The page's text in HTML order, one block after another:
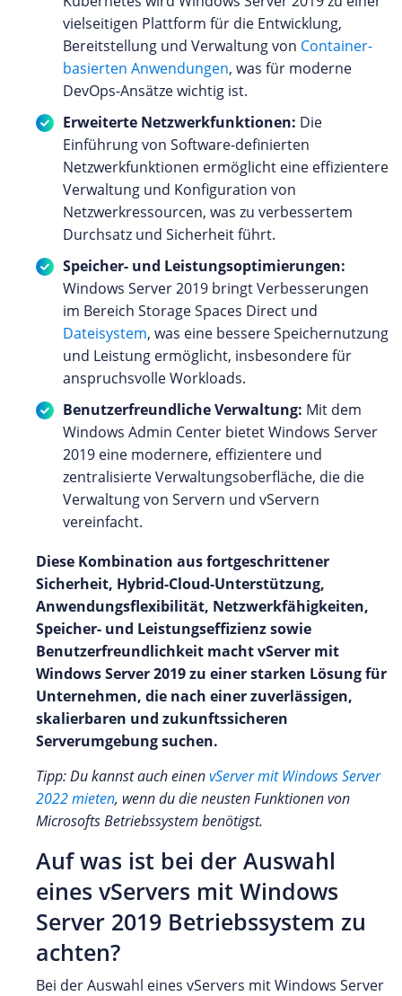
vielseitigen Plattform für die Entwicklung,
Bereitstellung und Verwaltung von Container-
basierten Anwendungen, was für moderne
DevOps-Ansätze wichtig ist.
Erweiterte Netzwerkfunktionen: Die
Einführung von Software-definierten
Netzwerkfunktionen ermöglicht eine effizientere
Verwaltung und Konfiguration von
Netzwerkressourcen, was zu verbessertem
Durchsatz und Sicherheit führt.
Speicher- und Leistungsoptimierungen:
Windows Server 2019 bringt Verbesserungen
im Bereich Storage Spaces Direct und
Dateisystem, was eine bessere Speichernutzung
und Leistung ermöglicht, insbesondere für
anspruchsvolle Workloads.
Benutzerfreundliche Verwaltung: Mit dem
Windows Admin Center bietet Windows Server
2019 eine modernere, effizientere und
zentralisierte Verwaltungsoberfläche, die die
Verwaltung von Servern und vServern
vereinfacht.
Diese Kombination aus fortgeschrittener
Sicherheit, Hybrid-Cloud-Unterstützung,
Anwendungsflexibilität, Netzwerkfähigkeiten,
Speicher- und Leistungseffizienz sowie
Benutzerfreundlichkeit macht vServer mit
Windows Server 2019 zu einer starken Lösung für
Unternehmen, die nach einer zuverlässigen,
skalierbaren und zukunftssicheren
Serverumgebung suchen.
Tipp: Du kannst auch einenvServer mit Windows Server
2022 mieten, wenn du die neusten Funktionen von
Microsofts Betriebssystem benötigst.
Auf was ist bei der Auswahl
eines vServers mit Windows
Server 2019 Betriebssystem zu
achten?
Bei der Auswahl eines vServers mit Windows Server